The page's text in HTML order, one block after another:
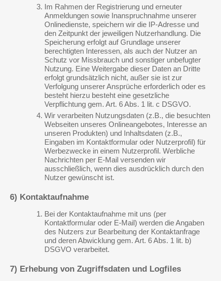
Im Rahmen der Registrierung und erneuter
Anmeldungen sowie Inanspruchnahme unserer
Onlinedienste, speichern wir die IP-Adresse und
den Zeitpunkt der jeweiligen Nutzerhandlung. Die
Speicherung erfolgt auf Grundlage unserer
berechtigten Interessen, als auch der Nutzer an
Schutz vor Missbrauch und sonstiger unbefugter
Nutzung. Eine Weitergabe dieser Daten an Dritte
erfolgt grundsätzlich nicht, außer sie ist zur
Verfolgung unserer Ansprüche erforderlich oder es
besteht hierzu besteht eine gesetzliche
Verpflichtung gem. Art. 6 Abs. 1 lit. c DSGVO.
Wir verarbeiten Nutzungsdaten (z.B., die besuchten
Webseiten unseres Onlineangebotes, Interesse an
unseren Produkten) und Inhaltsdaten (z.B.,
Eingaben im Kontaktformular oder Nutzerprofil) für
Werbezwecke in einem Nutzerprofil. Werbliche
Nachrichten per E-Mail versenden wir
ausschließlich, wenn dies ausdrücklich durch den
Nutzer gewünscht ist.
6) Kontaktaufnahme
Bei der Kontaktaufnahme mit uns (per
Kontaktformular oder E-Mail) werden die Angaben
des Nutzers zur Bearbeitung der Kontaktanfrage
und deren Abwicklung gem. Art. 6 Abs. 1 lit. b)
DSGVO verarbeitet.
7) Erhebung von Zugriffsdaten und Logfiles